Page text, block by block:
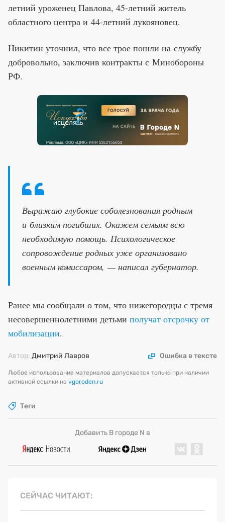
летний уроженец Павлова, 45-летний житель
областного центра и 44-летний лукояновец.
Никитин уточнил, что все трое пошли на службу
добровольно, заключив контракты с Минобороны
РФ.
Выражаю глубокие соболезнования родным
и близким погибших. Окажем семьям всю
необходимую помощь. Психологическое
сопровождение родных уже организовано
военным комиссаром, — написал губернатор.
Ранее мы сообщали о том, что нижегородцы с тремя
несовершеннолетними детьми получат отсрочку от
мобилизации.
Автор: Дмитрий Лавров Ошибка в тексте
Любое использование материалов допускается только при наличии
активной ссылки на vgoroden.ru
Теги
Добавить В городе N в
СЕЙЧАС ЧИТАЮТ